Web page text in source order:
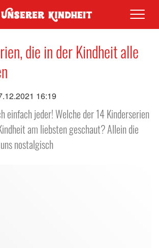
die in der Kindheit alle
16:19
einfach jeder! Welche der 14 Kinderserien
am liebsten geschaut? Allein die
nostalgisch